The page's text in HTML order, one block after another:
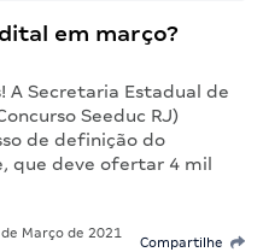
em março?
A Secretaria Estadual de
Seeduc RJ)
de definição do
que deve ofertar 4 mil
Março de 2021
Compartilhe